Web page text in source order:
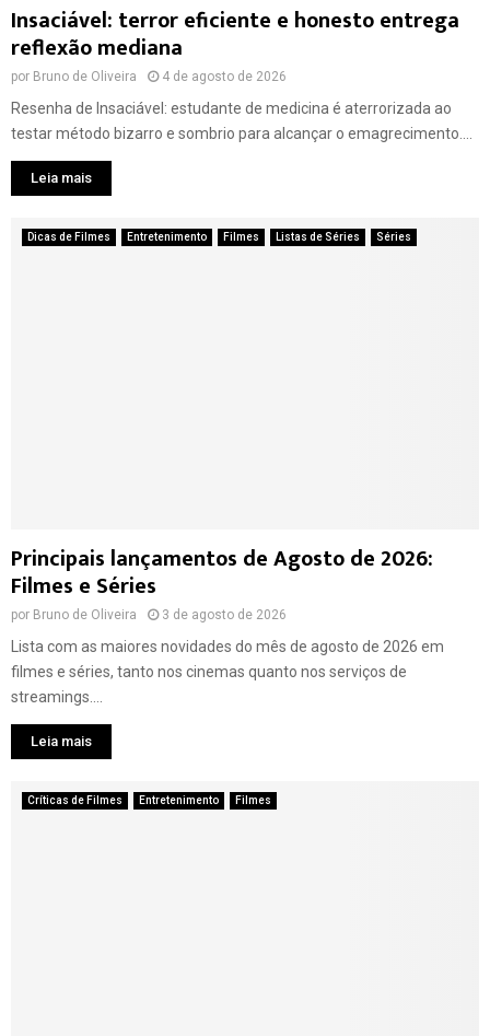
Insaciável: terror eficiente e honesto entrega
reflexão mediana
por Bruno de Oliveira 4 de agosto de 2026
Resenha de Insaciável: estudante de medicina é aterrorizada ao
testar método bizarro e sombrio para alcançar o emagrecimento....
Leia mais
Dicas de Filmes Entretenimento Filmes Listas de Séries Séries
Principais lançamentos de Agosto de 2026:
Filmes e Séries
por Bruno de Oliveira 3 de agosto de 2026
Lista com as maiores novidades do mês de agosto de 2026 em
filmes e séries, tanto nos cinemas quanto nos serviços de
streamings....
Leia mais
Críticas de Filmes Entretenimento Filmes